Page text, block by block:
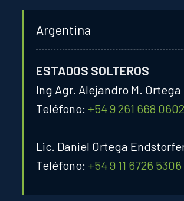
Argentina
ESTADOS SOLTEROS
Ing Agr. Alejandro M. Ortega
Teléfono: +54 9 261 668 0602
Lic. Daniel Ortega
Teléfono: +54 9 11 6726 5306